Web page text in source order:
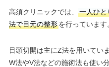
高須クリニックでは、
一人ひと
法で目元の整形を行っています
目頭切開は主にZ法を用いてい
W法やV法などの施術法も使い